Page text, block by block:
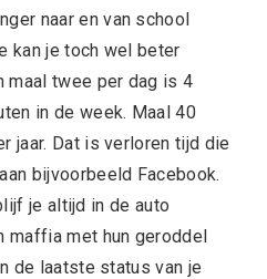
naar en van school
kan je toch wel beter
maal twee per dag is 4
in de week. Maal 40
jaar. Dat is verloren tijd die
bijvoorbeeld Facebook.
je altijd in de auto
maffia met hun geroddel
de laatste status van je